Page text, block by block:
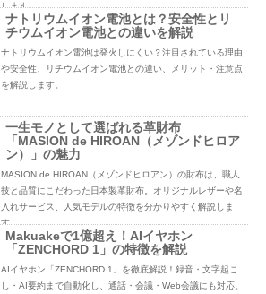
します。
ナトリウムイオン電池とは？安全性とリ
チウムイオン電池との違いを解説
ナトリウムイオン電池は発火しにくい？注目されている理由
や安全性、リチウムイオン電池との違い、メリット・注意点
を解説します。
一生モノとして選ばれる革財布
「MASION de HIROAN（メゾンドヒロア
ン）」の魅力
MASION de HIROAN（メゾンドヒロアン）の財布は、職人
技と品質にこだわった日本製革財布。オリジナルレザーや名
入れサービス、人気モデルの特徴を分かりやすく解説しま
す。
Makuakeで1億超え！AIイヤホン
「ZENCHORD 1」の特徴を解説
AIイヤホン「ZENCHORD 1」を徹底解説！録音・文字起こ
し・AI要約まで自動化し、通話・会議・Web会議にも対応。